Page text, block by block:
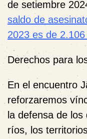
de setiembre
saldo de
2023 es de 2.106
Derechos para
En el encuentro
reforzaremos
la defensa de
ríos, los